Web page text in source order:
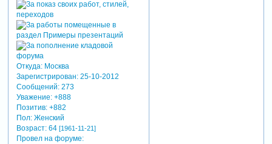
Откуда:Москва
Зарегистрирован: 25-10-2012
Сообщений:273
Уважение: +888
Позитив: +882
Пол:Женский
Возраст:64 [1961-11-21]
Провел на форуме: